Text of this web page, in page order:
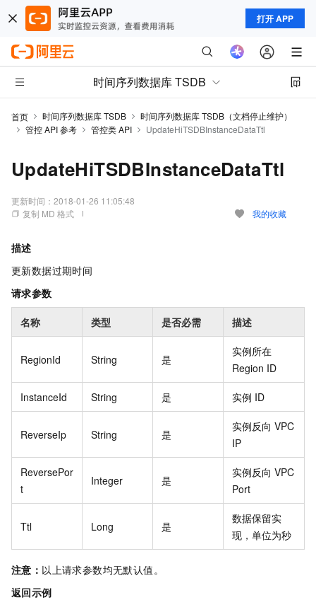
打开 APP
时间序列数据库 TSDB
首页 时间序列数据库 TSDB
时间序列数据库 TSDB（文档停止维护）
管控 API 参考
管控类 API UpdateHiTSDBInstanceDataTtl
UpdateHiTSDBInstanceDataTtl
更新时间： 2018-01-26 11:05:48
复制 MD 格式
我的收藏
描述
更新数据过期时间
请求参数
名称 类型 是否必需 描述
RegionId String 是
实例所在
Region ID
InstanceId String 是 实例 ID
ReverseIp String 是
实例反向 VPC
IP
ReversePor
t
Integer 是
实例反向 VPC
Port
Ttl Long 是
数据保留实
现，单位为秒
注意： 以上请求参数均无默认值。
返回示例